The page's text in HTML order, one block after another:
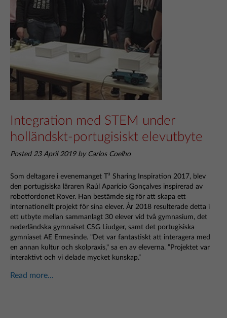
Integration med STEM under
holländskt-portugisiskt elevutbyte
Posted 23 April 2019 by Carlos Coelho
Som deltagare i evenemanget T³ Sharing Inspiration 2017, blev
den portugisiska läraren Raúl Aparício Gonçalves inspirerad av
robotfordonet Rover. Han bestämde sig för att skapa ett
internationellt projekt för sina elever. År 2018 resulterade detta i
ett utbyte mellan sammanlagt 30 elever vid två gymnasium, det
nederländska gymnaiset CSG Liudger, samt det portugisiska
gymniaset AE Ermesinde. "Det var fantastiskt att interagera med
en annan kultur och skolpraxis," sa en av eleverna. ”Projektet var
interaktivt och vi delade mycket kunskap.”
Read more...